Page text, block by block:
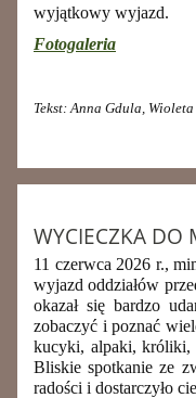
wyjątkowy wyjazd.
Fotogaleria
Tekst: Anna Gdula, Wioleta
WYCIECZKA DO
11 czerwca 2026 r.,
wyjazd oddziałów
okazał się bardzo
zobaczyć i poznać
kucyki, alpaki, króliki,
Bliskie spotkanie ze
radości i dostarczyło